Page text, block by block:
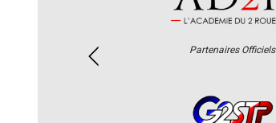
Partenaires Officiels